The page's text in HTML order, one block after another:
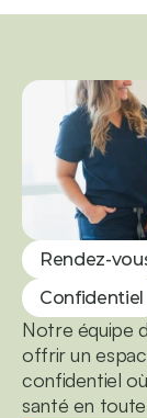
Rendez-
Confidentiel
Notre équipe
offrir un
confidentiel
santé en